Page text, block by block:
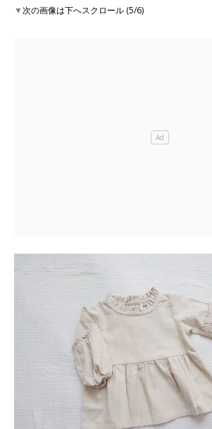
▼次の画像は下へスクロール (5/6)